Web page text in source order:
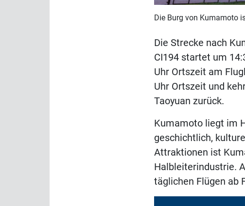
Die Burg von Kumamoto
Die Strecke nach
CI194 startet um
Uhr Ortszeit am
Uhr Ortszeit und
Taoyuan zurück.
Kumamoto liegt im
geschichtlich,
Attraktionen ist
Halbleiterindustrie.
täglichen Flügen ab